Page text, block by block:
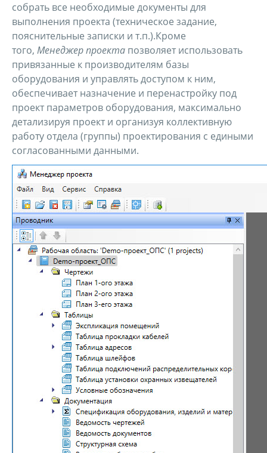
собрать все необходимые документы для
выполнения проекта (техническое задание,
пояснительные записки и т.п.).Кроме
того, Менеджер проекта позволяет использовать
привязанные к производителям базы
оборудования и управлять доступом к ним,
обеспечивает назначение и перенастройку под
проект параметров оборудования, максимально
детализируя проект и организуя коллективную
работу отдела (группы) проектирования с едиными
согласованными данными.